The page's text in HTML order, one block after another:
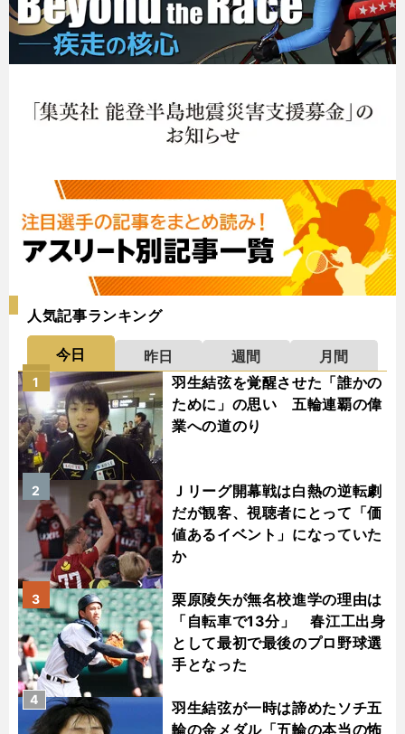
人気記事ランキング
今日 昨日 週間
月間
羽生結弦を覚醒させた「誰かの
ために」の思い 五輪連覇の偉
業への道のり
1
Ｊリーグ開幕戦は白熱の逆転劇
だが観客、視聴者にとって「価
値あるイベント」になっていた
か
2
栗原陵矢が無名校進学の理由は
「自転車で13分」 春江工出身
として最初で最後のプロ野球選
手となった
3
羽生結弦が一時は諦めたソチ五
輪の金メダル「五輪の本当の怖
4